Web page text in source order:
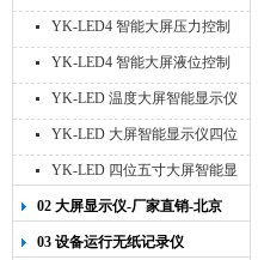
YK-LED4 智能大屏压力控制
仪
YK-LED4 智能大屏液位控制
仪
YK-LED 温度大屏智能显示仪
四位十寸
YK-LED 大屏智能显示仪四位
八寸
YK-LED 四位五寸大屏智能显
示仪
02 大屏显示仪-厂家直销-北京
宇科泰吉
03 设备运行无纸记录仪